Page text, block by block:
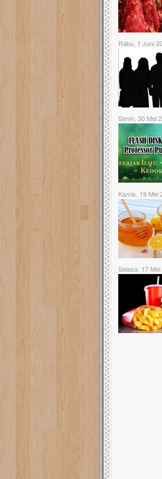
Rabu, 1 Juni
Senin, 30 Mei
Kamis, 19 Mei
Selasa, 17